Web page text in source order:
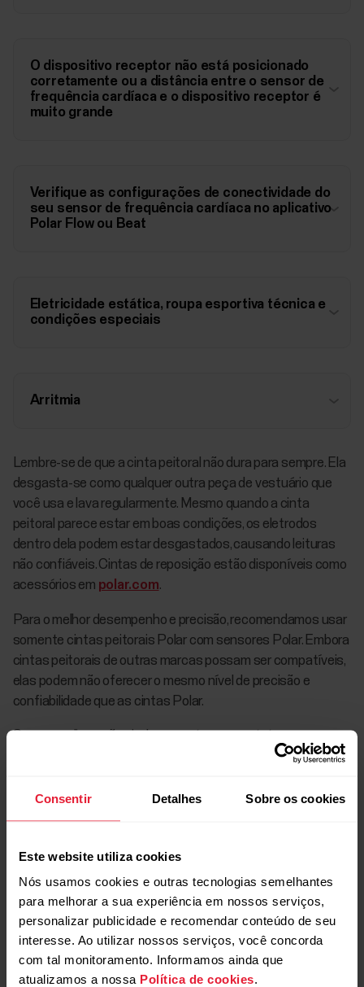
Consentir Detalhes Sobre os cookies
Este website utiliza cookies
Nós usamos cookies e outras tecnologias semelhantes
para melhorar a sua experiência em nossos serviços,
personalizar publicidade e recomendar conteúdo de seu
interesse. Ao utilizar nossos serviços, você concorda
com tal monitoramento. Informamos ainda que
atualizamos a nossa Política de cookies.
O dispositivo receptor não está posicionado
corretamente ou a distância entre o sensor de
frequência cardíaca e o dispositivo receptor é
muito grande
Verifique as configurações de conectividade do
seu sensor de frequência cardíaca no aplicativo
Polar Flow ou Beat
Eletricidade estática, roupa esportiva técnica e
condições especiais
Arritmia
Lembre-se de que a cinta peitoral não dura para sempre. Ela
desgasta-se como qualquer outra peça de vestuário que
você usa e lava regularmente. Mesmo quando a cinta
peitoral parece estar em boas condições, os eletrodos
dentro dela podem estar desgastados, causando leituras
não confiáveis. Cintas de reposição estão disponíveis como
acessórios em polar.com.
Para o melhor desempenho e precisão, recomendamos usar
somente cintas peitorais Polar com sensores Polar. Embora
cintas peitorais de outras marcas possam ser compatíveis,
elas podem não oferecer o mesmo nível de precisão e
confiabilidade que as cintas Polar.
para obter mais
Leitura complementar
Instruções de cuidados para um sensor de
frequência cardíaca com cinta peitoral têxtil
Como faço para trocar a bateria do meu sensor de